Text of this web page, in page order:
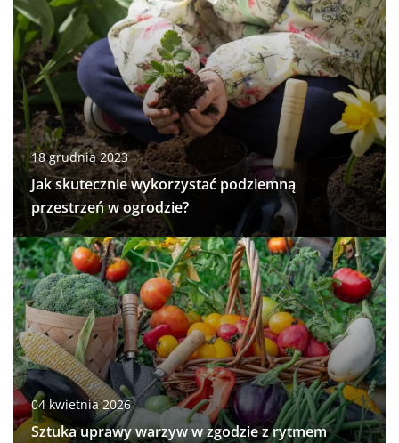
18 grudnia 2023
Jak skutecznie wykorzystać podziemną
przestrzeń w ogrodzie?
04 kwietnia 2026
Sztuka uprawy warzyw w zgodzie z rytmem